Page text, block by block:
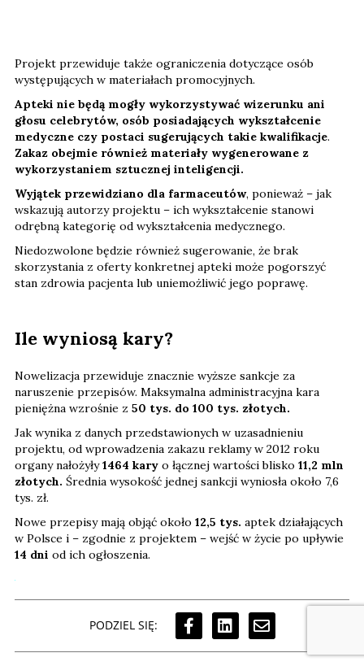
Projekt przewiduje także ograniczenia dotyczące osób
występujących w materiałach promocyjnych.
Apteki nie będą mogły wykorzystywać wizerunku ani
głosu celebrytów, osób posiadających wykształcenie
medyczne czy postaci sugerujących takie kwalifikacje.
Zakaz obejmie również materiały wygenerowane z
wykorzystaniem sztucznej inteligencji.
Wyjątek przewidziano dla farmaceutów, ponieważ – jak
wskazują autorzy projektu – ich wykształcenie stanowi
odrębną kategorię od wykształcenia medycznego.
Niedozwolone będzie również sugerowanie, że brak
skorzystania z oferty konkretnej apteki może pogorszyć
stan zdrowia pacjenta lub uniemożliwić jego poprawę.
Ile wyniosą kary?
Nowelizacja przewiduje znacznie wyższe sankcje za
naruszenie przepisów. Maksymalna administracyjna kara
pieniężna wzrośnie z 50 tys. do 100 tys. złotych.
Jak wynika z danych przedstawionych w uzasadnieniu
projektu, od wprowadzenia zakazu reklamy w 2012 roku
organy nałożyły1464 kary o łącznej wartości blisko 11,2 mln
złotych. Średnia wysokość jednej sankcji wyniosła około 7,6
tys. zł.
Nowe przepisy mają objąć około 12,5 tys. aptek działających
w Polsce i – zgodnie z projektem – wejść w życie po upływie
14 dni od ich ogłoszenia.
PODZIEL SIĘ: